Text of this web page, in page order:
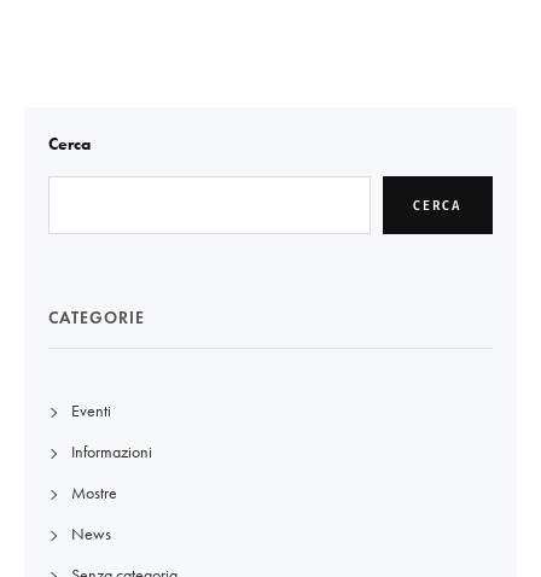
Cerca
CERCA
CATEGORIE
Eventi
Informazioni
Mostre
News